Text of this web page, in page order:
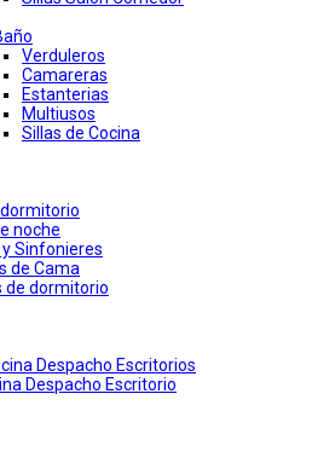
Verduleros
Camareras
Estanterias
Multiusos
Sillas de Cocina
noche
Sinfonieres
de Cama
de dormitorio
Despacho Escritorios
Despacho Escritorio